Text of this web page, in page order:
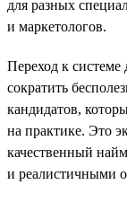
для разных
и маркетологов.
Переход к системе
сократить
кандидатов,
на практике. Это
качественный
и реалистичными